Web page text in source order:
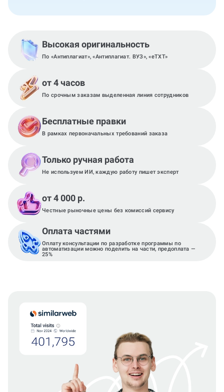
Высокая оригинальность
По «Антиплагиат», «Антиплагиат. ВУЗ», «eTXT»
от 4 часов
По срочным заказам выделенная линия сотрудников
Бесплатные правки
В рамках первоначальных требований заказа
Только ручная работа
Не используем ИИ, каждую работу пишет эксперт
от 4 000 р.
Честные рыночные цены без комиссий сервису
Оплата частями
Оплату консультации по разработке программы по
автоматизации можно поделить на части, предоплата —
25%